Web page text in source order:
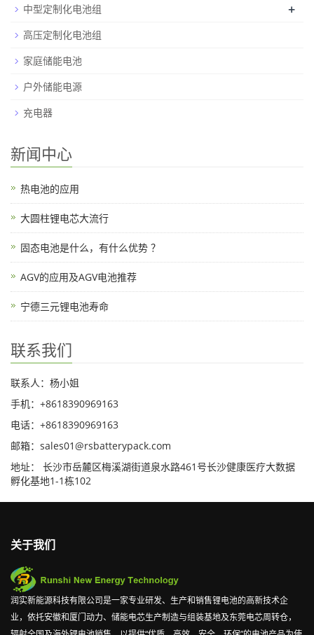
中型定制化电池组
+
高压定制化电池组
家庭储能电池
户外储能电源
充电器
新闻中心
热电池的应用
大圆柱锂电芯大流行
固态电池是什么，有什么优势 ？
AGV的应用及AGV电池推荐
宁德三元锂电池寿命
联系我们
联系人：杨小姐
手机：+8618390969163
电话：+8618390969163
邮箱：sales01@rsbatterypack.com
地址： 长沙市岳麓区梅溪湖街道泉水路461号长沙健康医疗大数据
孵化基地1-1栋102
关于我们
润实新能源科技有限公司是一家专业研发、生产和销售锂电池的高新技术企
业，依托安徽和厦门动力、储能电芯生产制造与组装基地及东莞电芯周转仓，